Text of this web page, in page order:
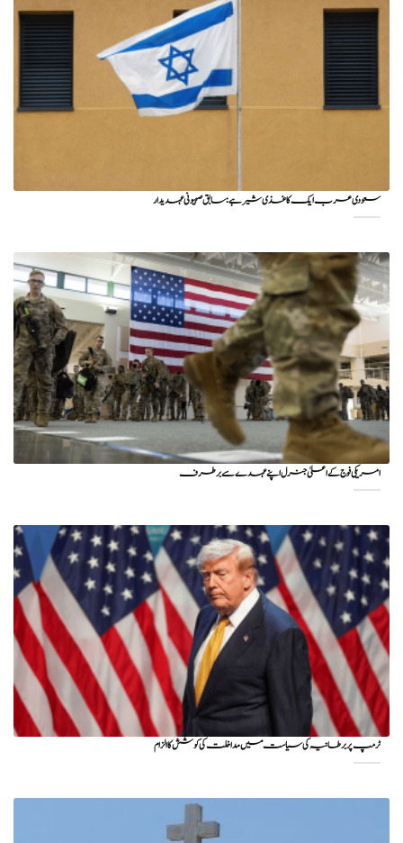
سعودی عرب ایک کاغذی شیر ہے: سابق صہیونی عہدیدار
امریکی فوج کے اعلیٰ جنرل اپنے عہدے سے برطرف
ٹرمپ پر برطانیہ کی سیاست میں مداخلت کی کوشش کا الزام